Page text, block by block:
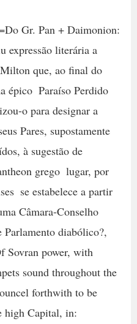
Gr. Pan + Daimonion:
expressão literária a
que, ao final do
 Paraíso Perdido
o para designar a
Pares, supostamente
à sugestão de
grego  lugar, por
 se estabelece a partir
Câmara-Conselho
Parlamento diabólico?,
Sovran power, with
sound throughout the
forthwith to be
Capital, in: